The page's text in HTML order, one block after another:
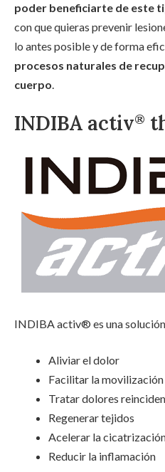
poder beneficiarte de este
con que quieras prevenir
lo antes posible y de forma
procesos naturales de
cuerpo.
INDIBA activ®
INDIBA activ® es una
Aliviar el dolor
Facilitar la movilización
Tratar dolores
Regenerar tejidos
Acelerar la
Reducir la inflamación